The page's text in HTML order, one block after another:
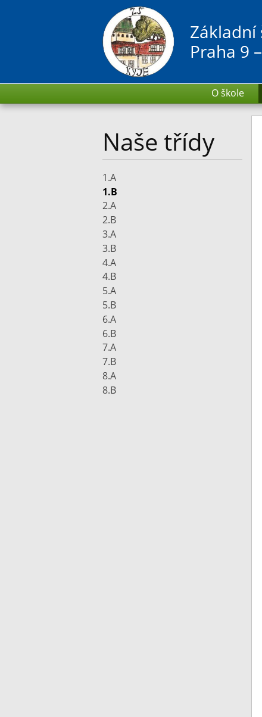
Základní
Praha 9
O škole
Naše třídy
1.A
1.B
2.A
2.B
3.A
3.B
4.A
4.B
5.A
5.B
6.A
6.B
7.A
7.B
8.A
8.B